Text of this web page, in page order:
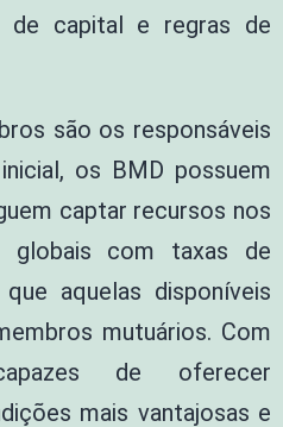
de capital e regras de
são os responsáveis
os BMD possuem
captar recursos nos
globais com taxas de
aquelas disponíveis
mutuários. Com
de oferecer
mais vantajosas e